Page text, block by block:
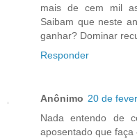
mais de cem mil
Saibam que neste
ganhar? Dominar
Responder
Anônimo 20 de
Nada entendo de
aposentado que